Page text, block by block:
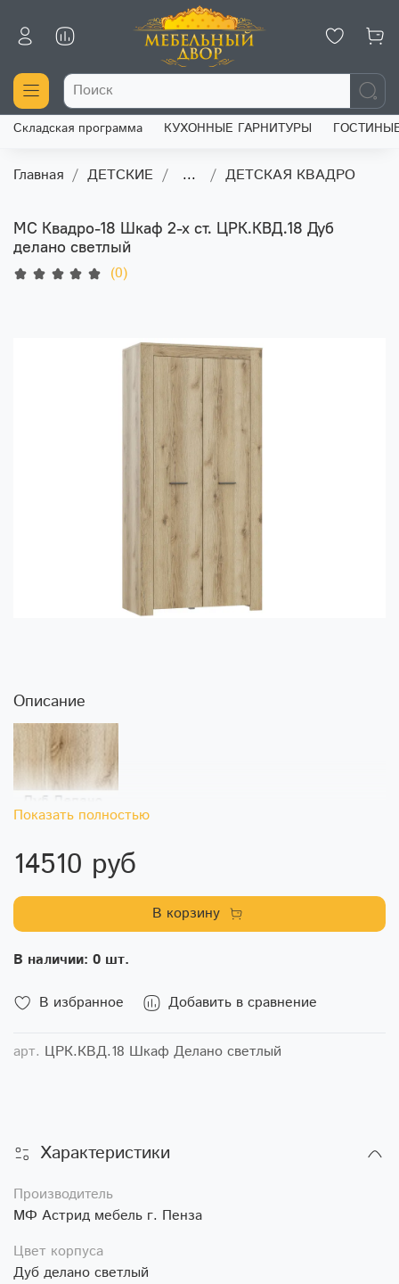
Складская программа КУХОННЫЕ ГАРНИТУРЫ
Главная ДЕТСКИЕ ... ДЕТСКАЯ КВАДРО
МС Квадро-18 Шкаф 2-х ст. ЦРК.КВД.18 Дуб
делано светлый
(0)
В избранное Добавить в сравнение
арт. ЦРК.КВД.18 Шкаф Делано светлый
Описание
Показать полностью
14510 руб
В корзину
В наличии: 0 шт.
Характеристики
Производитель
МФ Астрид мебель г. Пенза
Цвет корпуса
Дуб делано светлый